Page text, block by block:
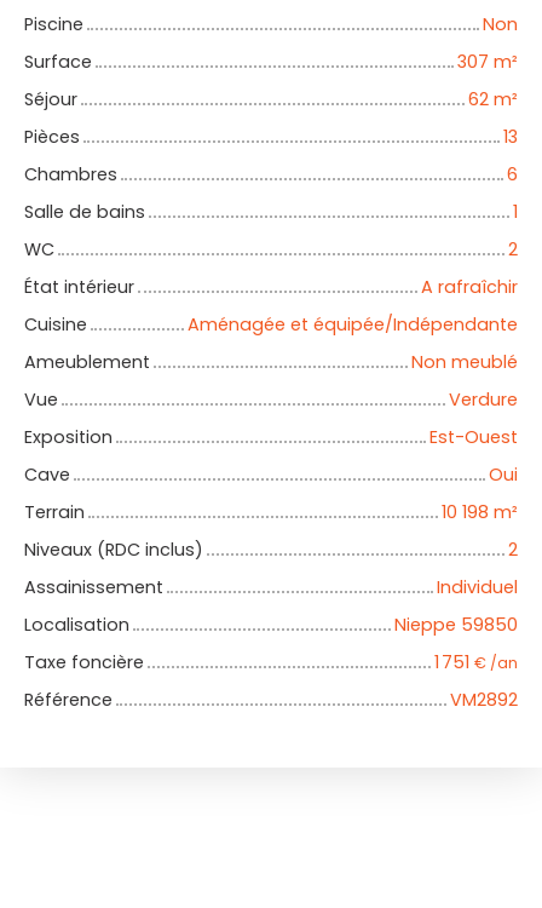
Piscine
Non
Surface
307 m²
Séjour
62 m²
Pièces
13
Chambres
6
Salle de bains
1
WC
2
État intérieur
A rafraîchir
Cuisine
Aménagée et équipée/Indépendante
Ameublement
Non meublé
Vue
Verdure
Exposition
Est-Ouest
Cave
Oui
Terrain
10 198 m²
Niveaux (RDC inclus)
2
Assainissement
Individuel
Localisation
Nieppe 59850
Taxe foncière
1 751 € /an
Référence VM2892